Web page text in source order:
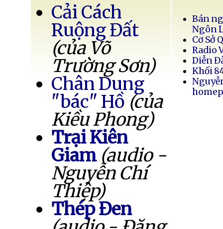
Cải Cách
Ruộng Đất
(của Võ
Trường Sơn)
Chân Dung
"bác" Hồ (của
Kiều Phong)
Trại Kiên
Giam (audio -
Nguyễn Chí
Thiệp)
Thép Đen
Bán
Ngôn
Cơ Sở
Radio
Diễn
Khối